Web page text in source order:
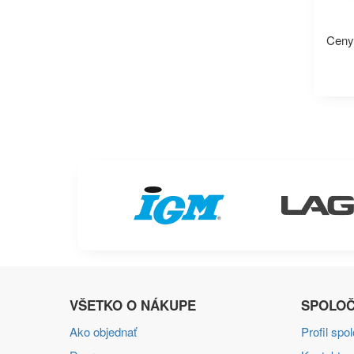
VŠETKO O NÁKUPE
Ako objednať
Profil